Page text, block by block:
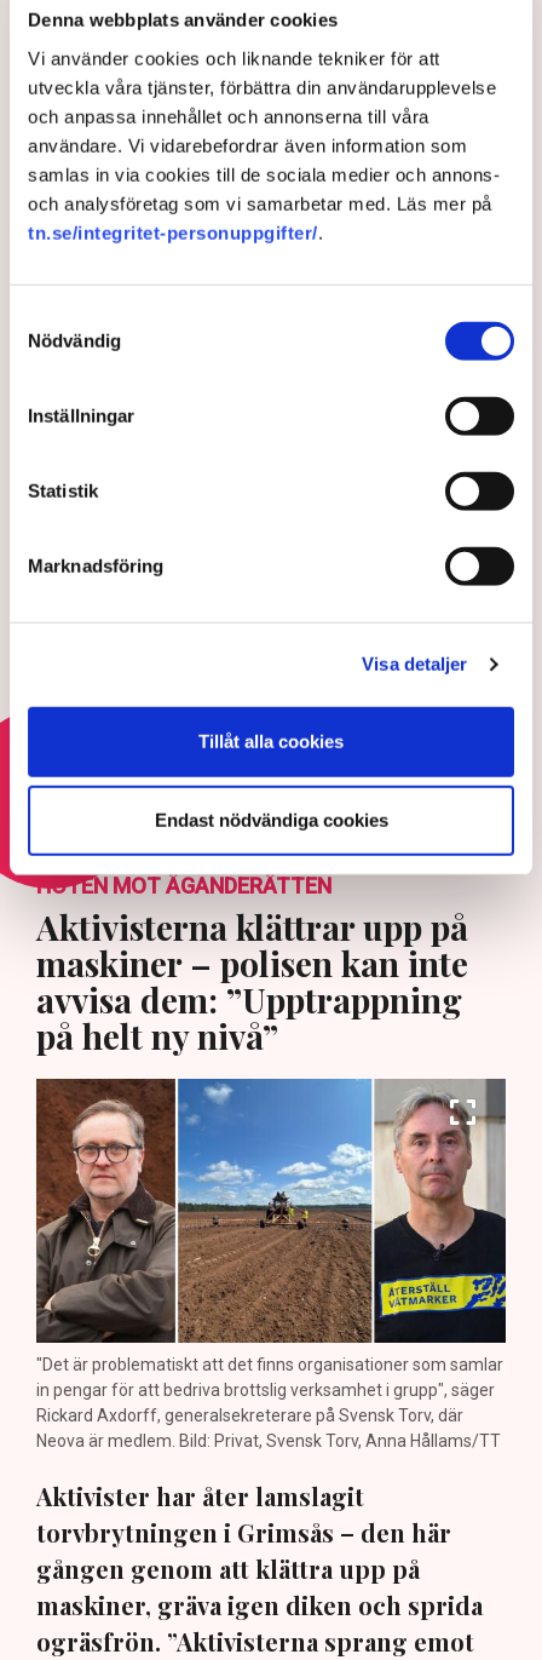
Denna webbplats använder cookies
Vi använder cookies och liknande tekniker för att
utveckla våra tjänster, förbättra din användarupplevelse
och anpassa innehållet och annonserna till våra
användare. Vi vidarebefordrar även information som
samlas in via cookies till de sociala medier och annons-
och analysföretag som vi samarbetar med. Läs mer på
tn.se/integritet-personuppgifter/.
Nödvändig
Inställningar
Statistik
Marknadsföring
Visa detaljer
Tillåt alla cookies
Endast nödvändiga cookies
Myndigheter Gripanden Tranemo kommun
Polisen
Svensk Torv : en naturlig råvara
Allemansrätten
Brott
Tove Lifvendahl
Neova Återställ Våtmarker
Drönare
Utredningar
Skadegörelse Grimsås
Ledare: Polisen måste kunna
maskiner – polisen kan inte
helt ny nivå”
3 AUGUSTI 2026 |
Läs mer om hoten mot äganderätten
HOTEN MOT ÄGANDERÄTTEN
Aktivisterna klättrar upp på
maskiner – polisen kan inte
avvisa dem: ”Upptrappning
på helt ny nivå”
"Det är problematiskt att det finns organisationer som samlar
in pengar för att bedriva brottslig verksamhet i grupp", säger
Rickard Axdorff, generalsekreterare på Svensk Torv, där
Neova är medlem. Bild: Privat, Svensk Torv, Anna Hållams/TT
Aktivister har åter lamslagit
torvbrytningen i Grimsås – den här
gången genom att klättra upp på
maskiner, gräva igen diken och sprida
ogräsfrön. ”Aktivisterna sprang emot